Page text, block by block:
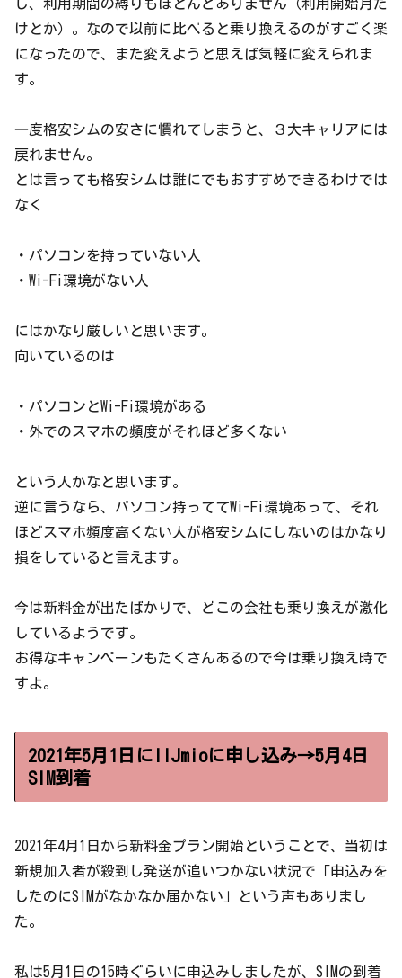
し、利用期間の縛りもほとんどありません（利用開始月だ
けとか）。なので以前に比べると乗り換えるのがすごく楽
になったので、また変えようと思えば気軽に変えられま
す。
一度格安シムの安さに慣れてしまうと、３大キャリアには
戻れません。
とは言っても格安シムは誰にでもおすすめできるわけでは
なく
・パソコンを持っていない人
・Wi-Fi環境がない人
にはかなり厳しいと思います。
向いているのは
・パソコンとWi-Fi環境がある
・外でのスマホの頻度がそれほど多くない
という人かなと思います。
逆に言うなら、パソコン持っててWi-Fi環境あって、それ
ほどスマホ頻度高くない人が格安シムにしないのはかなり
損をしていると言えます。
今は新料金が出たばかりで、どこの会社も乗り換えが激化
しているようです。
お得なキャンペーンもたくさんあるので今は乗り換え時で
すよ。
2021年5月1日にIIJmioに申し込み→5月4日
SIM到着
2021年4月1日から新料金プラン開始ということで、当初は
新規加入者が殺到し発送が追いつかない状況で「申込みを
したのにSIMがなかなか届かない」という声もありまし
た。
私は5月1日の15時ぐらいに申込みしましたが、SIMの到着